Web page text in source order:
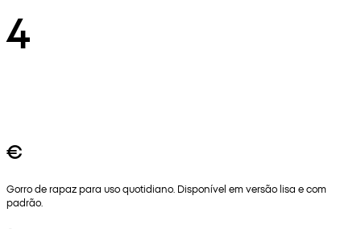
4
€
Gorro de rapaz para uso quotidiano. Disponível em versão lisa e com
padrão.